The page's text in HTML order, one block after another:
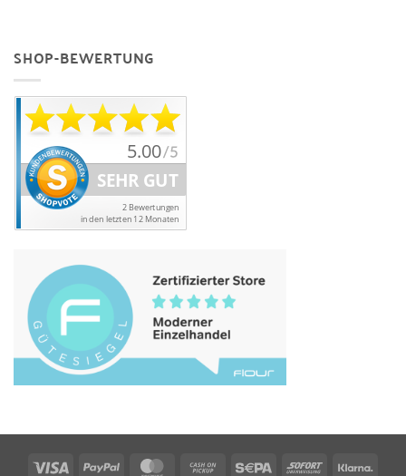
SHOP-BEWERTUNG
Visa PayPal MasterCard Cash
Sepa Sofort